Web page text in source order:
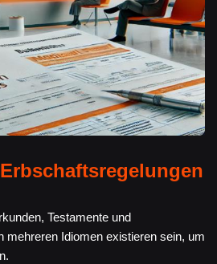
Testamente und
mehreren Idiomen existieren sein, um